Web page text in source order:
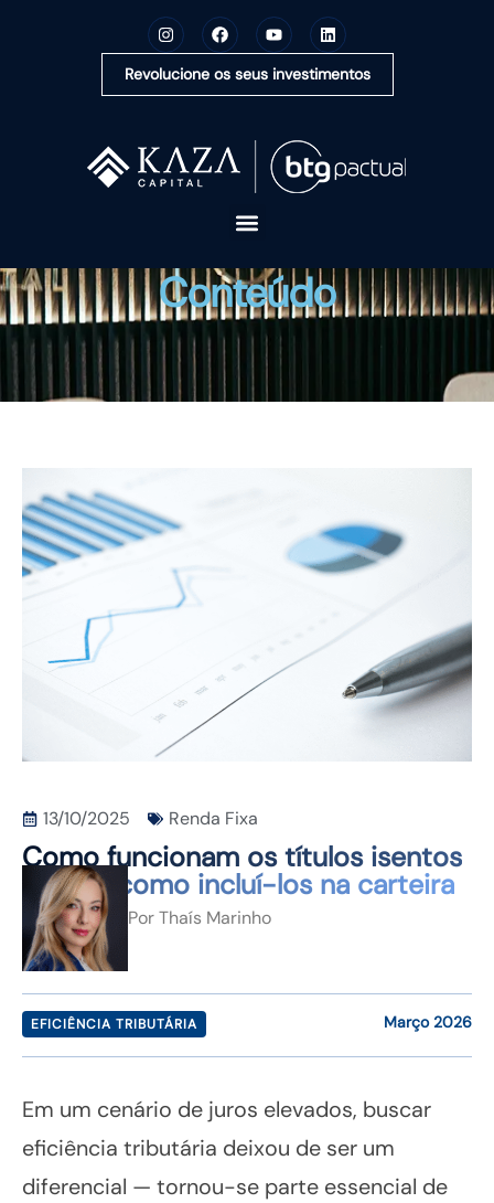
Revolucione os seus investimentos
A KAZA CAPITAL
SOLUÇÕES
MONTE SUA CARTEIRA
CONTEÚDOS
Conteúdo
13/10/2025 Renda Fixa
Como funcionam os títulos isentos
de IR e como incluí-los na carteira
PorThaís Marinho
EFICIÊNCIA TRIBUTÁRIA Março 2026
Em um cenário de juros elevados, buscar
eficiência tributária deixou de ser um
diferencial — tornou-se parte essencial de